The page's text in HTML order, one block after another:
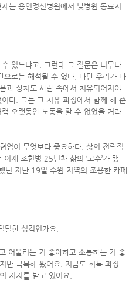
는 용인정신병원에서 낮병원 동료지
있느냐고. 그런데 그 질문은 너무나
으로는 해석될 수 없다. 다만 우리가 타
과 상처도 사람 속에서 치유되어져야
다. 그는 그 치유 과정에서 함께 해 준
오랫동안 노동을 할 수 없었을 거라
업이 무엇보다 중요하다. 삶의 전략적
제 조현병 25년차 삶의 ‘고수’가 됐
던 지난 19일 수원 지역의 조용한 카페
털한 성격인가요.
어울리는 거 좋아하고 소통하는 거 좋
만 극복해 왔어요. 지금도 회복 과정
지지를 받고 있어요.